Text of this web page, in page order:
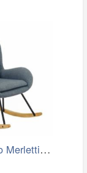
Houpací křeslo Merletti, látka šedá